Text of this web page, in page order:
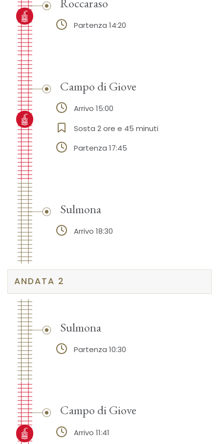
Partenza 14:20
Campo di Giove
Arrivo 15:00
Sosta 2 ore e 45 minuti
Partenza 17:45
Sulmona
Arrivo 18:30
ANDATA 2
Sulmona
Partenza 10:30
Campo di Giove
Arrivo 11:41